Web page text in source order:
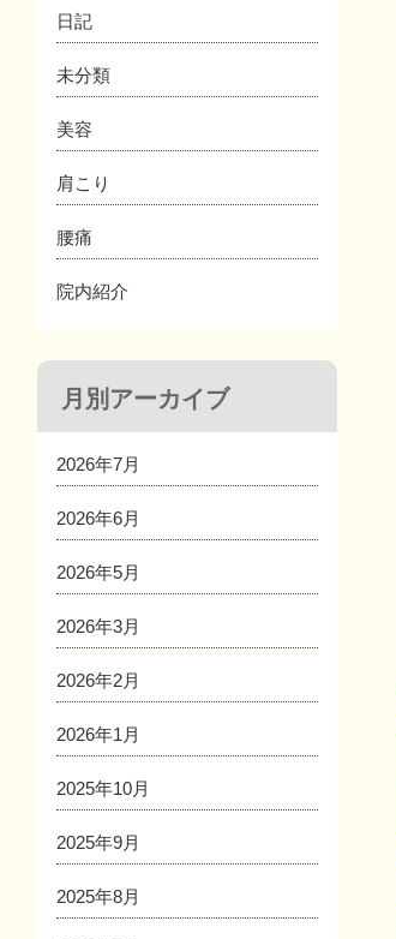
日記
未分類
美容
肩こり
腰痛
院内紹介
月別アーカイブ
2026年7月
2026年6月
2026年5月
2026年3月
2026年2月
2026年1月
2025年10月
2025年9月
2025年8月